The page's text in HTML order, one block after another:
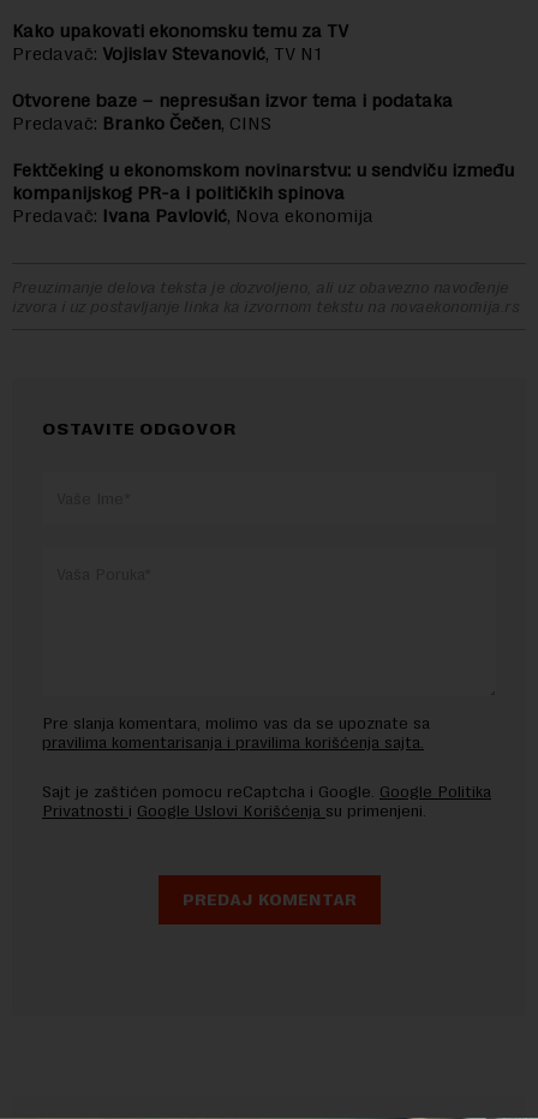
Kako upakovati ekonomsku temu za TV
Predavač: Vojislav Stevanović, TV N1
Otvorene baze – nepresušan izvor tema i podataka
Predavač: Branko Čečen, CINS
Fektčeking u ekonomskom novinarstvu: u sendviču između
kompanijskog PR-a i političkih spinova
Predavač: Ivana Pavlović, Nova ekonomija
Preuzimanje delova teksta je dozvoljeno, ali uz obavezno navođenje
izvora i uz postavljanje linka ka izvornom tekstu na novaekonomija.rs
OSTAVITE ODGOVOR
Pre slanja komentara, molimo vas da se upoznate sa
pravilima komentarisanja i pravilima korišćenja sajta.
Sajt je zaštićen pomocu reCaptcha i Google. Google Politika
Privatnosti i Google Uslovi Korišćenja su primenjeni.